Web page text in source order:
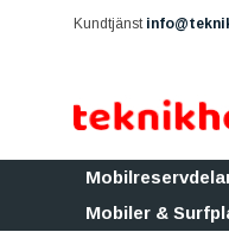
Kundtjänst
Mobiler &